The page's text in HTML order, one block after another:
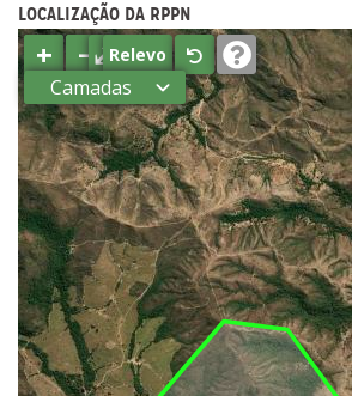
LOCALIZAÇÃO DA RPPN
+ −⤢Relevo
Camadas
Estados
Municípios
Terras
indígenas
(FUNAI)
UC Federal
UC Estaduais
UC
Municipais